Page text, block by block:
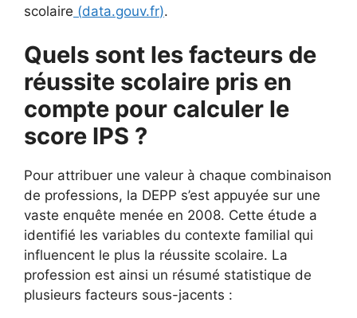
scolaire (data.gouv.fr).
Quels sont les facteurs de
réussite scolaire pris en
compte pour calculer le
score IPS ?
Pour attribuer une valeur à chaque combinaison
de professions, la DEPP s’est appuyée sur une
vaste enquête menée en 2008. Cette étude a
identifié les variables du contexte familial qui
influencent le plus la réussite scolaire. La
profession est ainsi un résumé statistique de
plusieurs facteurs sous-jacents :